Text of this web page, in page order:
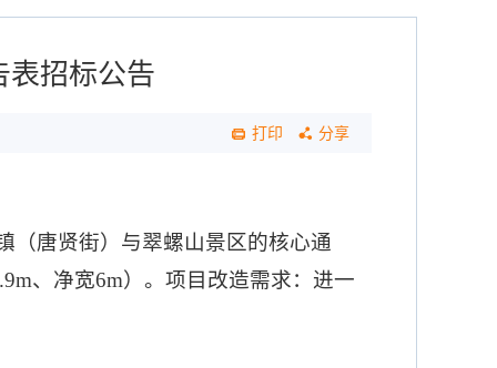
招标公告
分享
打印
唐贤街）与翠螺山景区的核心通
、净宽6m）。项目改造需求：进一